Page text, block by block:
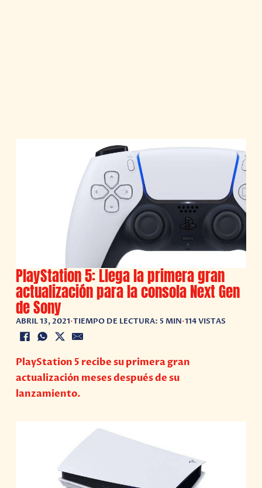
PlayStation 5: Llega la primera gran
actualización para la consola Next Gen
de Sony
ABRIL 13, 2021•TIEMPO DE LECTURA: 5 MIN•114 VISTAS
PlayStation 5 recibe su primera gran
actualización meses después de su
lanzamiento.